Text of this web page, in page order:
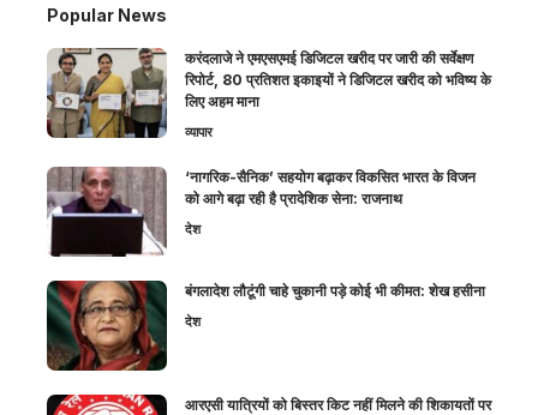
Popular News
करंदलाजे ने एमएसएमई डिजिटल खरीद पर जारी की सर्वेक्षण
रिपोर्ट, 80 प्रतिशत इकाइयों ने डिजिटल खरीद को भविष्य के
लिए अहम माना
व्यापार
‘नागरिक-सैनिक’ सहयोग बढ़ाकर विकसित भारत के विजन
को आगे बढ़ा रही है प्रादेशिक सेना: राजनाथ
देश
बंगलादेश लौटूंगी चाहे चुकानी पड़े कोई भी कीमत: शेख हसीना
देश
आरएसी यात्रियों को बिस्तर किट नहीं मिलने की शिकायतों पर